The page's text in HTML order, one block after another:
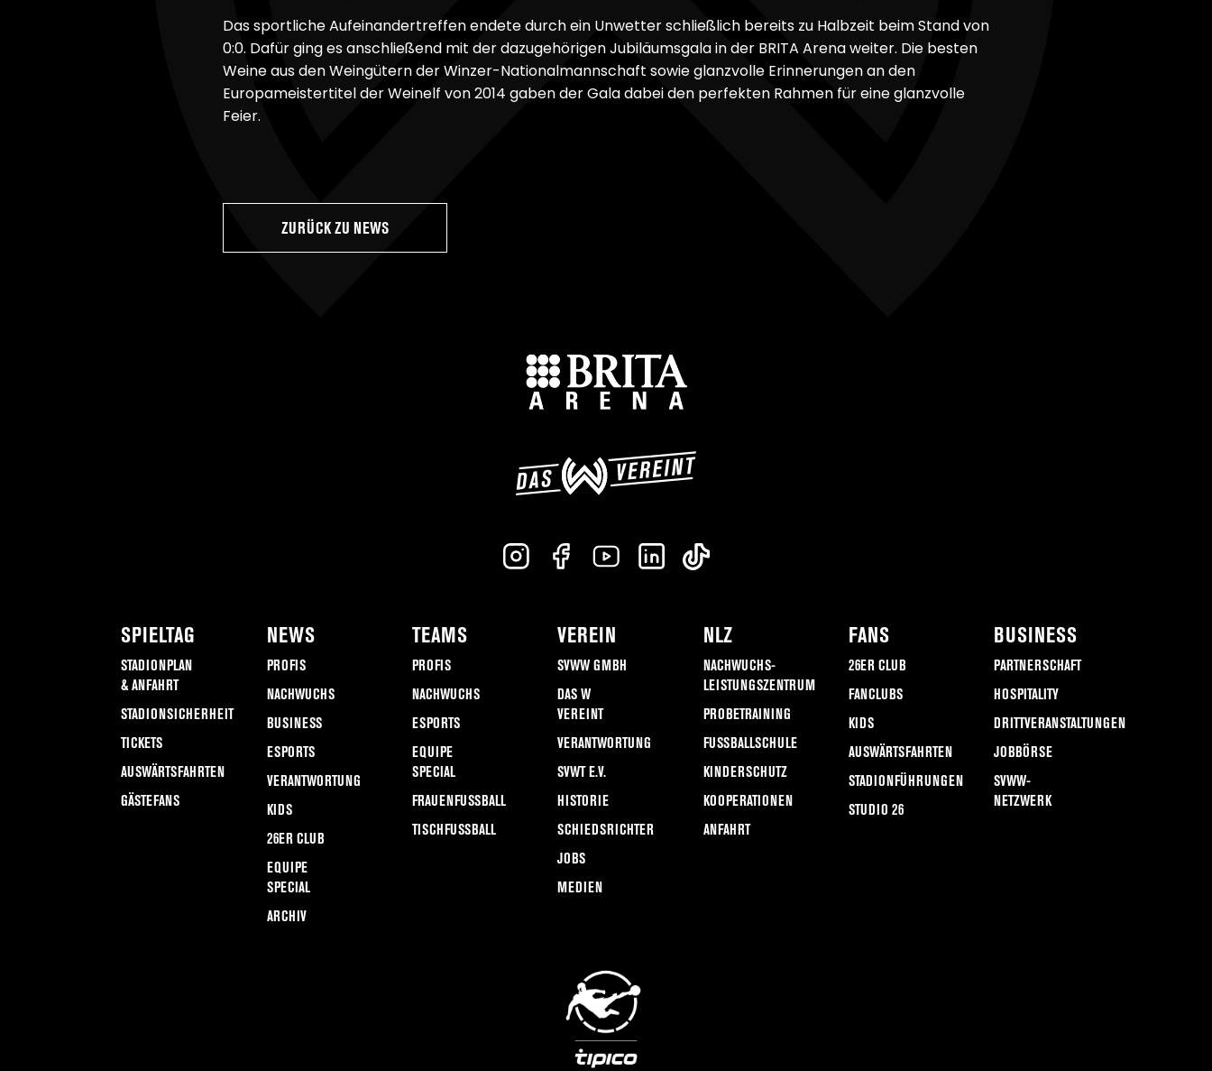
Das sportliche Aufeinandertreffen endete durch ein Unwetter schließlich bereits zu Halbzeit beim Stand von
0:0. Dafür ging es anschließend mit der dazugehörigen Jubiläumsgala in der BRITA Arena weiter. Die besten
Weine aus den Weingütern der Winzer-Nationalmannschaft sowie glanzvolle Erinnerungen an den
Europameistertitel der Weinelf von 2014 gaben der Gala dabei den perfekten Rahmen für eine glanzvolle
Feier.
ZURÜCK ZU NEWS
SPIELTAG
STADIONPLAN
& ANFAHRT
STADIONSICHERHEIT
TICKETS
AUSWÄRTSFAHRTEN
GÄSTEFANS
NEWS
PROFIS
NACHWUCHS
BUSINESS
ESPORTS
VERANTWORTUNG
KIDS
26ER CLUB
EQUIPE
SPECIAL
ARCHIV
TEAMS
PROFIS
NACHWUCHS
ESPORTS
EQUIPE
SPECIAL
FRAUENFUSSBALL
TISCHFUSSBALL
VEREIN
SVWW GMBH
DAS W
VEREINT
VERANTWORTUNG
SVWT E.V.
HISTORIE
SCHIEDSRICHTER
JOBS
MEDIEN
NLZ
NACHWUCHS-
LEISTUNGSZENTRUM
PROBETRAINING
FUSSBALLSCHULE
KINDERSCHUTZ
KOOPERATIONEN
ANFAHRT
FANS
26ER CLUB
FANCLUBS
KIDS
AUSWÄRTSFAHRTEN
STADIONFÜHRUNGEN
STUDIO 26
BUSINESS
PARTNERSCHAFT
HOSPITALITY
DRITTVERANSTALTUNGEN
JOBBÖRSE
SVWW-
NETZWERK